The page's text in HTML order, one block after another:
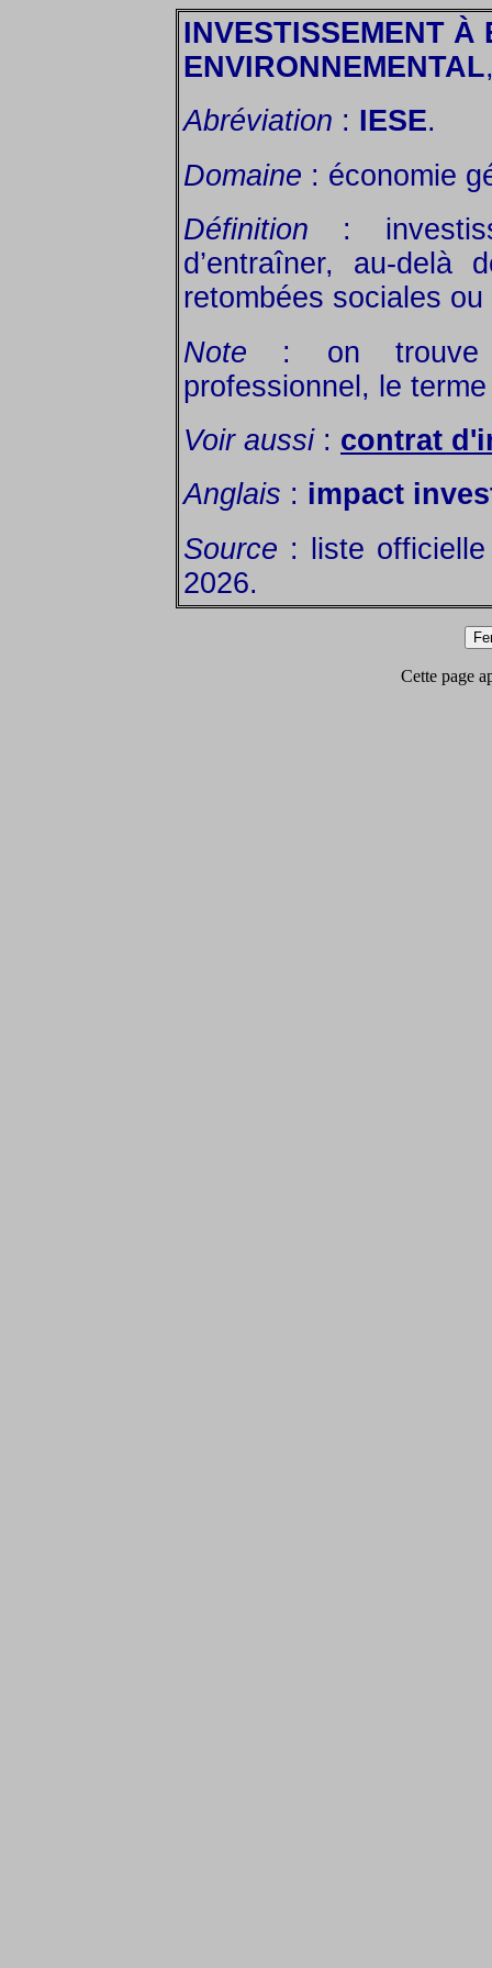
INVESTISSEMENT À
ENVIRONNEMENTAL
Abréviation : IESE.
Domaine : économie
Définition :
d’entraîner, au-delà
retombées sociales
Note : on trouve
professionnel, le
Voir aussi: contrat
Anglais : impact
Source : liste
2026.
Cette page